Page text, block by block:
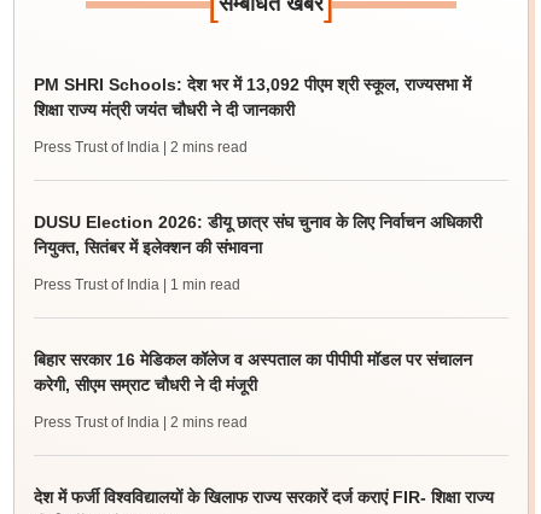
PM SHRI Schools: देश भर में 13,092 पीएम श्री स्कूल, राज्यसभा में
शिक्षा राज्य मंत्री जयंत चौधरी ने दी जानकारी
Press Trust of India | 2 mins read
DUSU Election 2026: डीयू छात्र संघ चुनाव के लिए निर्वाचन अधिकारी
नियुक्त, सितंबर में इलेक्शन की संभावना
Press Trust of India | 1 min read
बिहार सरकार 16 मेडिकल कॉलेज व अस्पताल का पीपीपी मॉडल पर संचालन
करेगी, सीएम सम्राट चौधरी ने दी मंजूरी
Press Trust of India | 2 mins read
देश में फर्जी विश्वविद्यालयों के खिलाफ राज्य सरकारें दर्ज कराएं FIR- शिक्षा राज्य